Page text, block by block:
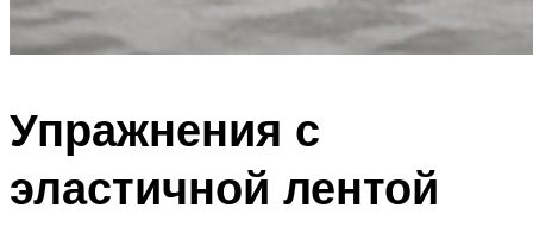
Упражнения с
эластичной лентой